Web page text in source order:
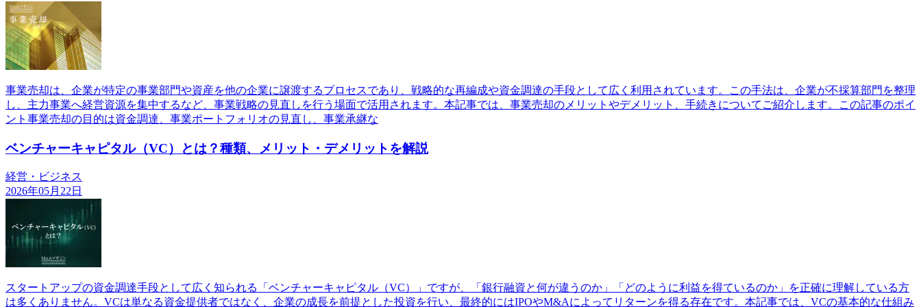
事業売却は、企業が特定の事業部門や資産を他の企業に譲渡するプロセスであり、戦略的な再編成や資金調達の手段として広く利用されています。この手法は、企業が不採算部門を整理
し、主力事業へ経営資源を集中するなど、事業戦略の見直しを行う場面で活用されます。本記事では、事業売却のメリットやデメリット、手続きについてご紹介します。この記事のポイ
ント事業売却の目的は資金調達、事業ポートフォリオの見直し、事業承継な
ベンチャーキャピタル（VC）とは？種類、メリット・デメリットを解説
経営・ビジネス
2026年05月22日
スタートアップの資金調達手段として広く知られる「ベンチャーキャピタル（VC）」ですが、「銀行融資と何が違うのか」「どのように利益を得ているのか」を正確に理解している方
は多くありません。VCは単なる資金提供者ではなく、企業の成長を前提とした投資を行い、最終的にはIPOやM&Aによってリターンを得る存在です。本記事では、VCの基本的な仕組み